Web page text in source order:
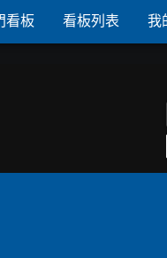
看板 看板列表 我